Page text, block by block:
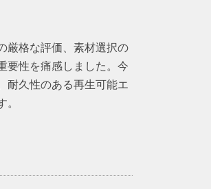
厳格な評価、素材選択の
要性を痛感しました。今
耐久性のある再生可能エ